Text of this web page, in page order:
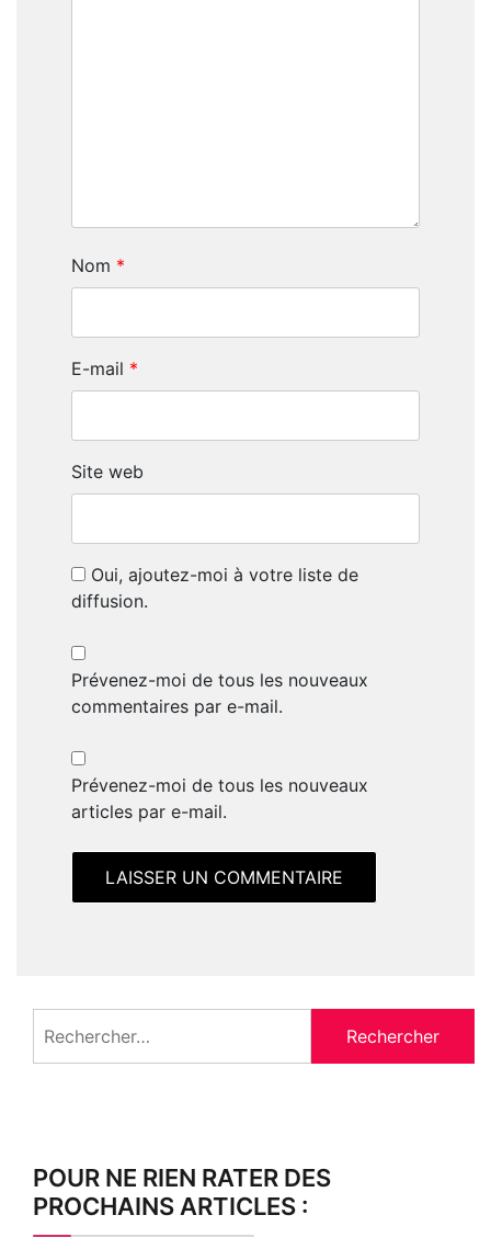
Nom *
E-mail *
Site web
Oui, ajoutez-moi à votre liste de
diffusion.
Prévenez-moi de tous les nouveaux
commentaires par e-mail.
Prévenez-moi de tous les nouveaux
articles par e-mail.
POUR NE RIEN RATER DES
PROCHAINS ARTICLES :